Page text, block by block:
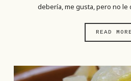
debería, me gusta, pero no
READ MORE